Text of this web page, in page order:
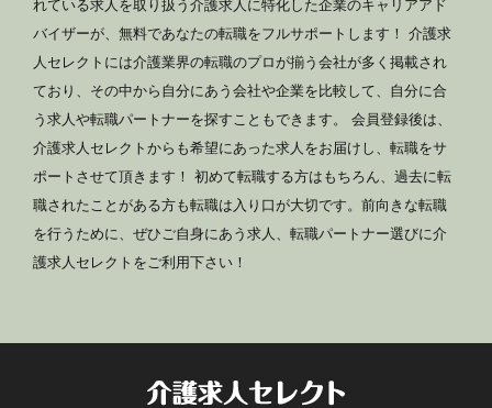
れている求人を取り扱う介護求人に特化した企業のキャリアアド
バイザーが、無料であなたの転職をフルサポートします！ 介護求
人セレクトには介護業界の転職のプロが揃う会社が多く掲載され
ており、その中から自分にあう会社や企業を比較して、自分に合
う求人や転職パートナーを探すこともできます。 会員登録後は、
介護求人セレクトからも希望にあった求人をお届けし、転職をサ
ポートさせて頂きます！ 初めて転職する方はもちろん、過去に転
職されたことがある方も転職は入り口が大切です。前向きな転職
を行うために、ぜひご自身にあう求人、転職パートナー選びに介
護求人セレクトをご利用下さい！